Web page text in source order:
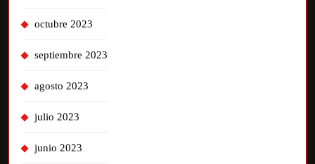
octubre 2023
septiembre 2023
agosto 2023
julio 2023
junio 2023